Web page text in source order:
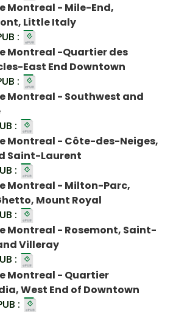
Montreal - Mile-End,
Little Italy
:
Montreal -Quartier des
East End Downtown
:
Montreal - Southwest and
:
Montreal - Côte-des-Neiges,
Saint-Laurent
:
Montreal - Milton-Parc,
Mount Royal
:
Montreal - Rosemont, Saint-
Villeray
:
Montreal - Quartier
West End of Downtown
: